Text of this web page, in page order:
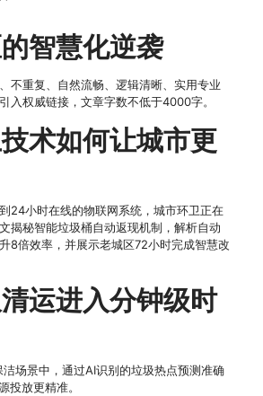
智慧化逆袭
不重复、自然流畅、逻辑清晰、实用专业
入权威链接，文章字数不低于4000字。
术如何让城市更
24小时在线的物联网系统，城市环卫正在
揭秘智能垃圾桶自动返现机制，解析自动
8倍效率，并展示老城区72小时完成智慧改
运进入分钟级时
场景中，通过AI识别的垃圾热点预测准确
投放更精准。